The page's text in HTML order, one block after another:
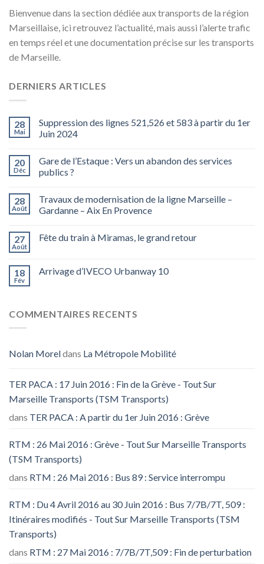
Bienvenue dans la section dédiée aux transports de la région
Marseillaise, ici retrouvez l’actualité, mais aussi l’alerte trafic
en temps réel et une documentation précise sur les transports
de Marseille.
DERNIERS ARTICLES
28
Mai
Suppression des lignes 521,526 et 583 à partir du 1er
Juin 2024
20
Déc
Gare de l’Estaque : Vers un abandon des services
publics ?
28
Août
Travaux de modernisation de la ligne Marseille –
Gardanne – Aix En Provence
27
Août
Fête du train à Miramas, le grand retour
18
Fév
Arrivage d’IVECO Urbanway 10
COMMENTAIRES RECENTS
Nolan Moreldans La Métropole Mobilité
TER PACA : 17 Juin 2016 : Fin de la Grève - Tout Sur
Marseille Transports (TSM Transports)
dans TER PACA : A partir du 1er Juin 2016 : Grève
RTM : 26 Mai 2016 : Grève - Tout Sur Marseille Transports
(TSM Transports)
dans RTM : 26 Mai 2016 : Bus 89 : Service interrompu
RTM : Du 4 Avril 2016 au 30 Juin 2016 : Bus 7/7B/7T, 509 :
Itinéraires modifiés - Tout Sur Marseille Transports (TSM
Transports)
dans RTM : 27 Mai 2016 : 7/7B/7T,509 : Fin de perturbation